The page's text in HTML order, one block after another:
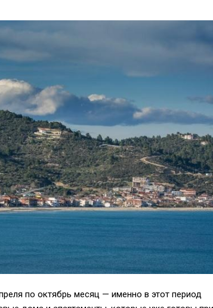
по октябрь месяц — именно в этот период